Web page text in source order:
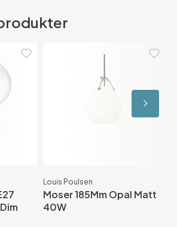
Louis Poulsen
Moser 185Mm Opal Matt
40W